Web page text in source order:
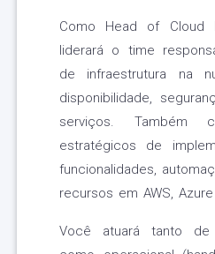
Como Head of Cloud
liderará o time
de infraestrutura na
disponibilidade,
serviços. Também
estratégicos de
funcionalidades,
recursos em AWS, Azure
Você atuará tanto de